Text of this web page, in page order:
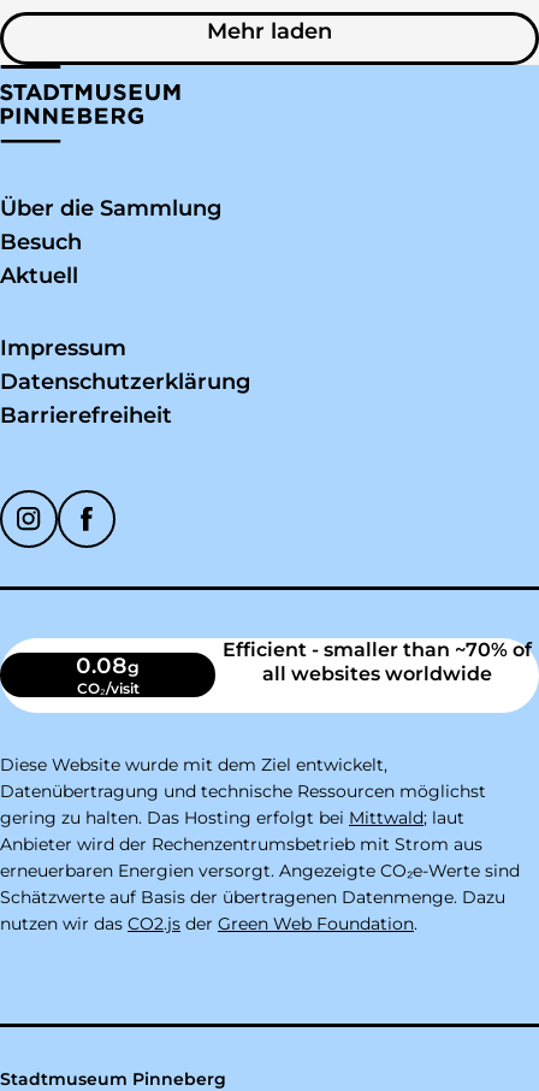
Mehr laden
Über die Sammlung
Besuch
Aktuell
Impressum
Datenschutzerklärung
Barrierefreiheit
Soziale Medien
0.08g
CO₂/visit
Efficient - smaller than ~70% of
all websites worldwide
Diese Website wurde mit dem Ziel entwickelt,
Datenübertragung und technische Ressourcen möglichst
gering zu halten. Das Hosting erfolgt bei Mittwald; laut
Anbieter wird der Rechenzentrumsbetrieb mit Strom aus
erneuerbaren Energien versorgt. Angezeigte CO₂e-Werte sind
Schätzwerte auf Basis der übertragenen Datenmenge. Dazu
nutzen wir das CO2.js der Green Web Foundation.
Stadtmuseum Pinneberg